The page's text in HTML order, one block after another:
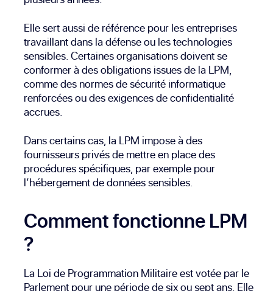
Elle sert aussi de référence pour les entreprises
travaillant dans la défense ou les technologies
sensibles. Certaines organisations doivent se
conformer à des obligations issues de la LPM,
comme des normes de sécurité informatique
renforcées ou des exigences de confidentialité
accrues.
Dans certains cas, la LPM impose à des
fournisseurs privés de mettre en place des
procédures spécifiques, par exemple pour
l’hébergement de données sensibles.
Comment fonctionne LPM
?
La Loi de Programmation Militaire est votée par le
Parlement pour une période de six ou sept ans. Elle